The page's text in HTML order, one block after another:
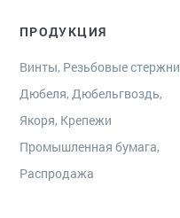
ПРОДУКЦИЯ
Винты, Резьбовые стержни
Дюбеля, Дюбельгвоздь,
Якоря, Крепежи
Промышленная бумага,
Распродажа